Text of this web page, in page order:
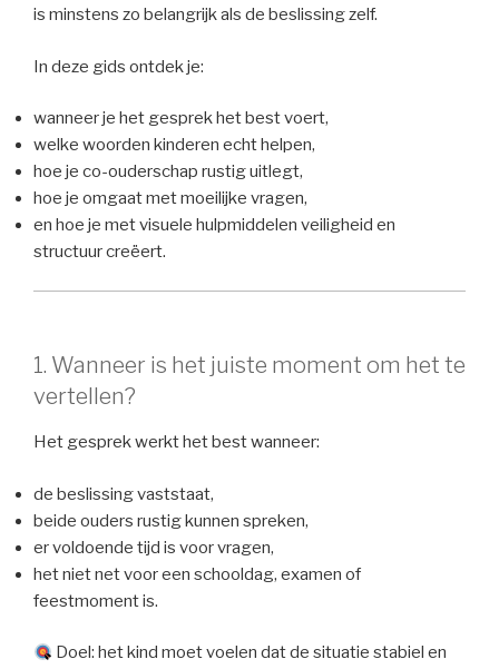
is minstens zo belangrijk als de beslissing zelf.
In deze gids ontdek je:
wanneer je het gesprek het best voert,
welke woorden kinderen echt helpen,
hoe je co-ouderschap rustig uitlegt,
hoe je omgaat met moeilijke vragen,
en hoe je met visuele hulpmiddelen veiligheid en
structuur creëert.
1. Wanneer is het juiste moment om het te
vertellen?
Het gesprek werkt het best wanneer:
de beslissing vaststaat,
beide ouders rustig kunnen spreken,
er voldoende tijd is voor vragen,
het niet net voor een schooldag, examen of
feestmoment is.
Doel: het kind moet voelen dat de situatie stabiel en